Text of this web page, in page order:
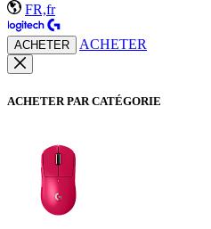
FR,fr
ACHETER ACHETER
ACHETER PAR CATÉGORIE